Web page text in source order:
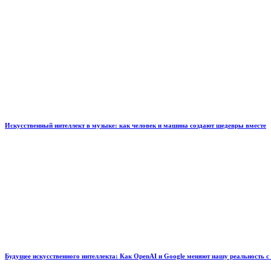
Искусственный интеллект в музыке: как человек и машина создают шедевры вместе
Будущее искусственного интеллекта: Как OpenAI и Google меняют нашу реальность